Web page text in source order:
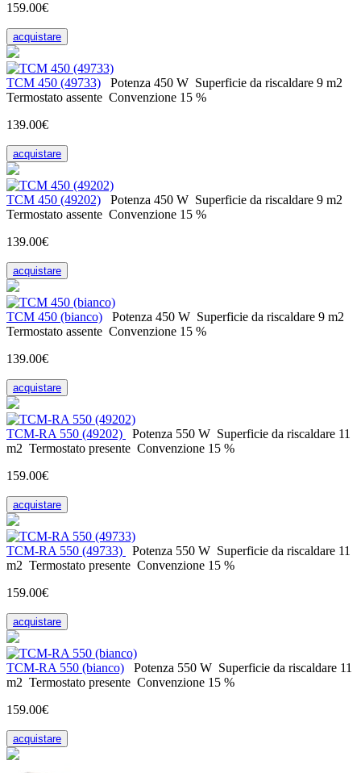
159.00€
acquistare
ТСМ 450 (49733) Potenza 450 W Superficie da riscaldare 9 m2
Termostato assente Convenzione 15 %
139.00€
acquistare
ТСМ 450 (49202) Potenza 450 W Superficie da riscaldare 9 m2
Termostato assente Convenzione 15 %
139.00€
acquistare
ТСМ 450 (bianco) Potenza 450 W Superficie da riscaldare 9 m2
Termostato assente Convenzione 15 %
139.00€
acquistare
ТСМ-RA 550 (49202) Potenza 550 W Superficie da riscaldare 11
m2 Termostato presente Convenzione 15 %
159.00€
acquistare
ТСМ-RA 550 (49733) Potenza 550 W Superficie da riscaldare 11
m2 Termostato presente Convenzione 15 %
159.00€
acquistare
ТСМ-RA 550 (bianco) Potenza 550 W Superficie da riscaldare 11
m2 Termostato presente Convenzione 15 %
159.00€
acquistare